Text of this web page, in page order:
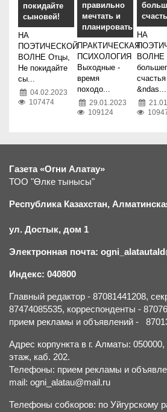
покидайте
сыновей!
НА
ПОЭТИЧЕСКОЙ
ВОЛНЕ Отцы,
Не покидайте
сы...
04.02.2023
107474
правильно
мечтать и
планировать?
ПРАКТИЧЕСКАЯ
ПСИХОЛОГИЯ
Выходные -
время
походо...
29.01.2023
109124
НА
ВОЛНЕ
счастья
&ndas...
Газета «Огни Алатау»
ТОО "Өлке тынысы"
Республика Казахстан,
ул. Достык, дом 1
Электронная почта:
Индекс: 040800
Главный редактор - 87081441208,
87474085535, корреспонденты -
прием рекламы и объявлений -
Адрес корпункта в г. Алматы:
этаж, каб. 202.
Телефоны: прием рекламы и
mail: ogni_alatau@mail.ru
Телефоны собкоров: по Уйгурскому